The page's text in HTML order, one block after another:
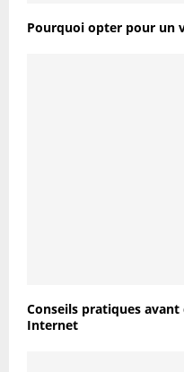
Pourquoi opter pour un
Conseils pratiques
Internet